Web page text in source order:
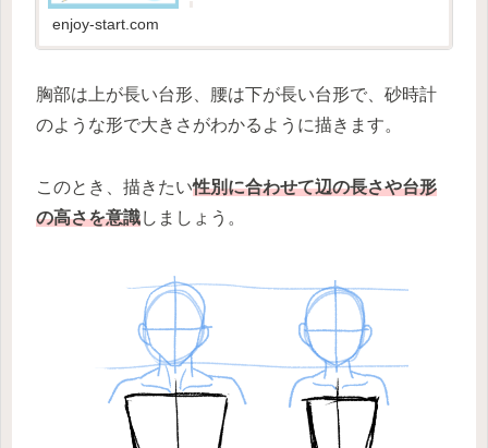
enjoy-start.com
胸部は上が長い台形、腰は下が長い台形で、砂時計
のような形で大きさがわかるように描きます。
このとき、描きたい性別に合わせて辺の長さや台形
の高さを意識しましょう。